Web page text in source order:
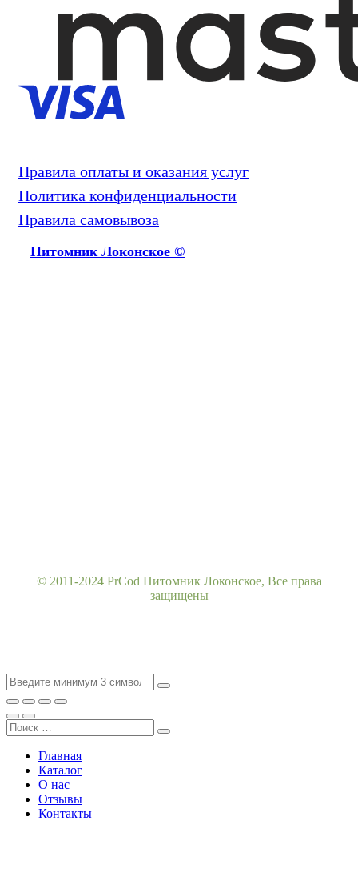
Правила оплаты и оказания услуг
Политика конфиденциальности
Правила самовывоза
Питомник Локонское ©
© 2011-2024 PrCod Питомник Локонское, Все права
защищены
Главная
Каталог
О нас
Отзывы
Контакты